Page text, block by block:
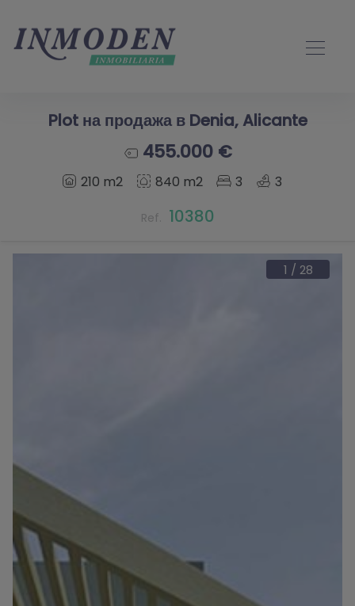
Plot на продажа в Denia, Alicante
455.000 €
210 m2 840 m2 3 3
Ref. 10380
1 / 28